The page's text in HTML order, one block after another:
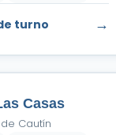
turno →
Casas
Cautín